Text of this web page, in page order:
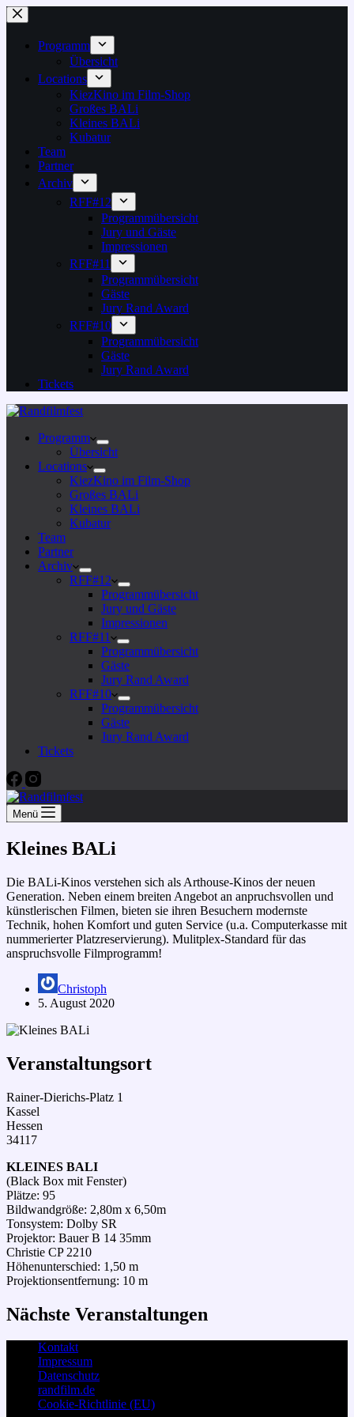
Zum
Inhalt
springenProgramm
Übersicht
Locations
KiezKino im Film-Shop
Großes BALi
Kleines BALi
Kubatur
Team
Partner
Archiv
RFF#12
Programmübersicht
Jury und Gäste
Impressionen
RFF#11
Programmübersicht
Gäste
Jury Rand Award
RFF#10
Programmübersicht
Gäste
Jury Rand Award
Tickets
Programm
Übersicht
Locations
KiezKino im Film-Shop
Großes BALi
Kleines BALi
Kubatur
Team
Partner
Archiv
RFF#12
Programmübersicht
Jury und Gäste
Impressionen
RFF#11
Programmübersicht
Gäste
Jury Rand Award
RFF#10
Programmübersicht
Gäste
Jury Rand Award
Tickets
Menü
Kleines BALi
Die BALi-Kinos verstehen sich als Arthouse-Kinos der neuen
Generation. Neben einem breiten Angebot an anpruchsvollen und
künstlerischen Filmen, bieten sie ihren Besuchern modernste
Technik, hohen Komfort und guten Service (u.a. Computerkasse mit
nummerierter Platzreservierung). Mulitplex-Standard für das
anspruchsvolle Filmprogramm!
Christoph
5. August 2020
Veranstaltungsort
Rainer-Dierichs-Platz 1
Kassel
Hessen
34117
KLEINES BALI
(Black Box mit Fenster)
Plätze: 95
Bildwandgröße: 2,80m x 6,50m
Tonsystem: Dolby SR
Projektor: Bauer B 14 35mm
Christie CP 2210
Höhenunterschied: 1,50 m
Projektionsentfernung: 10 m
Nächste Veranstaltungen
Kontakt
Impressum
Datenschutz
randfilm.de
Cookie-Richtlinie (EU)